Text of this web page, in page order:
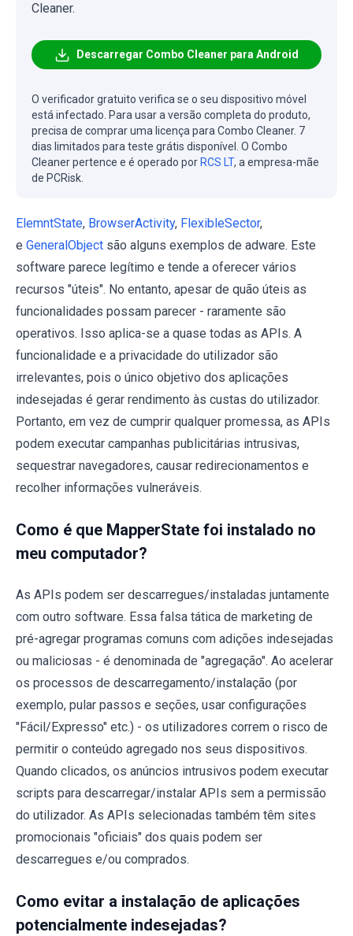
Cleaner.
Descarregar Combo Cleaner para Android
O verificador gratuito verifica se o seu dispositivo móvel
está infectado. Para usar a versão completa do produto,
precisa de comprar uma licença para Combo Cleaner. 7
dias limitados para teste grátis disponível. O Combo
Cleaner pertence e é operado por RCS LT, a empresa-mãe
de PCRisk.
ElemntState, BrowserActivity, FlexibleSector,
e GeneralObject são alguns exemplos de adware. Este
software parece legítimo e tende a oferecer vários
recursos "úteis". No entanto, apesar de quão úteis as
funcionalidades possam parecer - raramente são
operativos. Isso aplica-se a quase todas as APIs. A
funcionalidade e a privacidade do utilizador são
irrelevantes, pois o único objetivo dos aplicações
indesejadas é gerar rendimento às custas do utilizador.
Portanto, em vez de cumprir qualquer promessa, as APIs
podem executar campanhas publicitárias intrusivas,
sequestrar navegadores, causar redirecionamentos e
recolher informações vulneráveis.
Como é que MapperState foi instalado no
meu computador?
As APIs podem ser descarregues/instaladas juntamente
com outro software. Essa falsa tática de marketing de
pré-agregar programas comuns com adições indesejadas
ou maliciosas - é denominada de "agregação". Ao acelerar
os processos de descarregamento/instalação (por
exemplo, pular passos e seções, usar configurações
"Fácil/Expresso" etc.) - os utilizadores correm o risco de
permitir o conteúdo agregado nos seus dispositivos.
Quando clicados, os anúncios intrusivos podem executar
scripts para descarregar/instalar APIs sem a permissão
do utilizador. As APIs selecionadas também têm sites
promocionais "oficiais" dos quais podem ser
descarregues e/ou comprados.
Como evitar a instalação de aplicações
potencialmente indesejadas?